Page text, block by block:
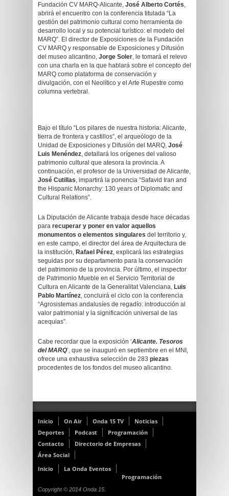
Fundación CV MARQ-Alicante, José Alberto Cortés,
abrirá el encuentro con la conferencia titulada “La
gestión del patrimonio cultural como herramienta de
desarrollo local y su potencial turístico: el modelo del
MARQ”. El director de Exposiciones de la Fundación
CV MARQ y responsable de Exposiciones y Difusión
del museo alicantino, Jorge Soler, le tomará el relevo
con una charla en la que hablará sobre el concepto del
MARQ como plataforma de conservación y
divulgación, con el Neolítico y el Arte Rupestre como
columna vertebral.
Bajo el título “Los pilares de nuestra historia: Alicante,
tierra de frontera y castillos”, el arqueólogo de la
Unidad de Exposiciones y Difusión del MARQ, José
Luis Menéndez, detallará los orígenes del valioso
patrimonio cultural que atesora la provincia. A
continuación, el profesor de la Universidad de Alicante,
José Cutillas, impartirá la ponencia “Safavid Iran and
the Hispanic Monarchy: 130 years of Diplomatic and
Cultural Relations”.
La Diputación de Alicante trabaja desde hace décadas
para recuperar y poner en valor aquellos
monumentos o elementos singulares del territorio y,
en este campo, el director del área de Arquitectura de
la institución, Rafael Pérez, explicará las estrategias
seguidas por su departamento para la conservación
del patrimonio de la provincia. Por último, el inspector
de Patrimonio Mueble en el Servicio Territorial de
Cultura en Alicante de la Generalitat Valenciana, Luis
Pablo Martínez, concluirá el ciclo con la conferencia
“Agrosistemas andalusíes de regadío: introducción al
valor patrimonial y la significación universal de las
acequias”.
Cabe recordar que la exposición ‘Alicante. Tesoros
del MARQ’, que se inauguró en septiembre en el MNI,
ofrece una exhaustiva selección de 283 piezas
procedentes de los fondos del museo alicantino.
Inicio On Air Onda 15 TV
Noticias
Deportes
Podcast
Programación
Contacto
Directorio de Empresas
Área Social
Inicio
La Onda Eventos
Programación
Copyright © 2014 Onda 15.